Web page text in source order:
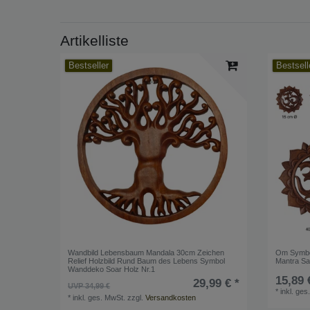
Artikelliste
Bestseller
Wandbild Lebensbaum Mandala 30cm Zeichen
Relief Holzbild Rund Baum des Lebens Symbol
Wanddeko Soar Holz Nr.1
UVP 34,99 €
29,99 € *
* inkl. ges. MwSt. zzgl.Versandkosten
Om
Mantra
15,89
* inkl.